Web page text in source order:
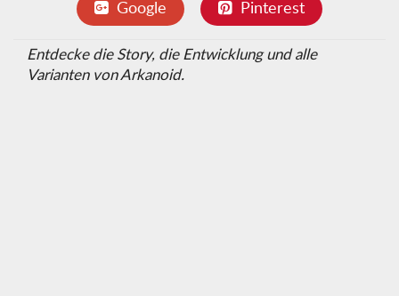
Google Pinterest
Entdecke die Story, die Entwicklung und alle
Varianten von Arkanoid.